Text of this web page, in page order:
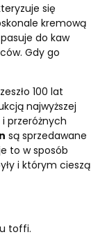
się
kremową
do kaw
Gdy go
100 lat
najwyższej
przeróżnych
są sprzedawane
to w sposób
i którym cieszą
toffi.